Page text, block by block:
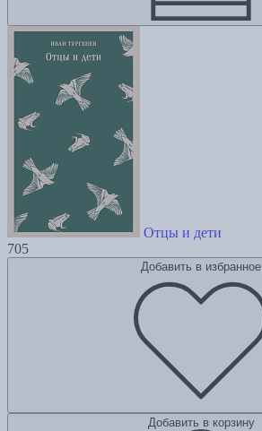
Отцы и дети
705
Добавить в избранное
Добавить в корзину